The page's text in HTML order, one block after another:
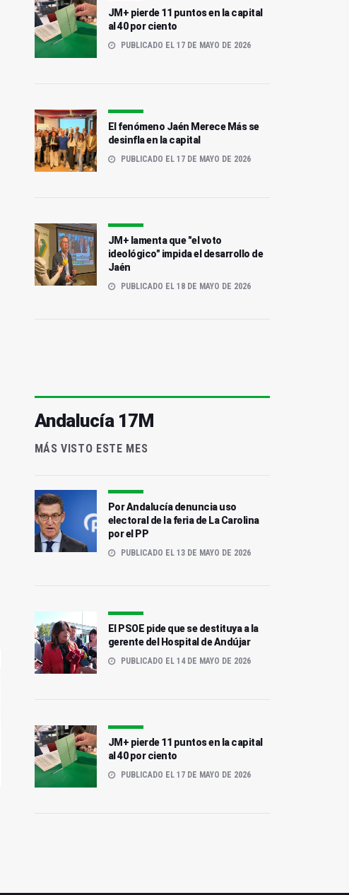
El PP baja un
parlamentario en la
provincia al 25%
escrutado
Sigue en directo el
recuento electoral en
JM+ pierde 11 puntos en la capital
al 40 por ciento
PUBLICADO EL 17 DE MAYO DE 2026
El fenómeno Jaén Merece Más se
desinfla en la capital
PUBLICADO EL 17 DE MAYO DE 2026
JM+ lamenta que "el voto
ideológico" impida el desarrollo de
Jaén
PUBLICADO EL 18 DE MAYO DE 2026
Andalucía 17M
MÁS VISTO ESTE MES
Por Andalucía denuncia uso
electoral de la feria de La Carolina
por el PP
PUBLICADO EL 13 DE MAYO DE 2026
El PSOE pide que se destituya a la
gerente del Hospital de Andújar
PUBLICADO EL 14 DE MAYO DE 2026
JM+ pierde 11 puntos en la capital
al 40 por ciento
PUBLICADO EL 17 DE MAYO DE 2026